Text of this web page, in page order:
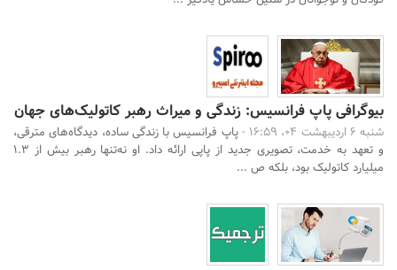
بیوگرافی پاپ فرانسیس: زندگی و میراث رهبر کاتولیک‌های جهان
شنبه 6 اردیبهشت 04، 16:59 -
پاپ فرانسیس با زندگی ساده، دیدگاه‌های مترقی،
و تعهد به خدمت، تصویری جدید از پاپی ارائه داد. او نه‌تنها رهبر بیش از ۱.۳
میلیارد کاتولیک بود، بلکه ص ...